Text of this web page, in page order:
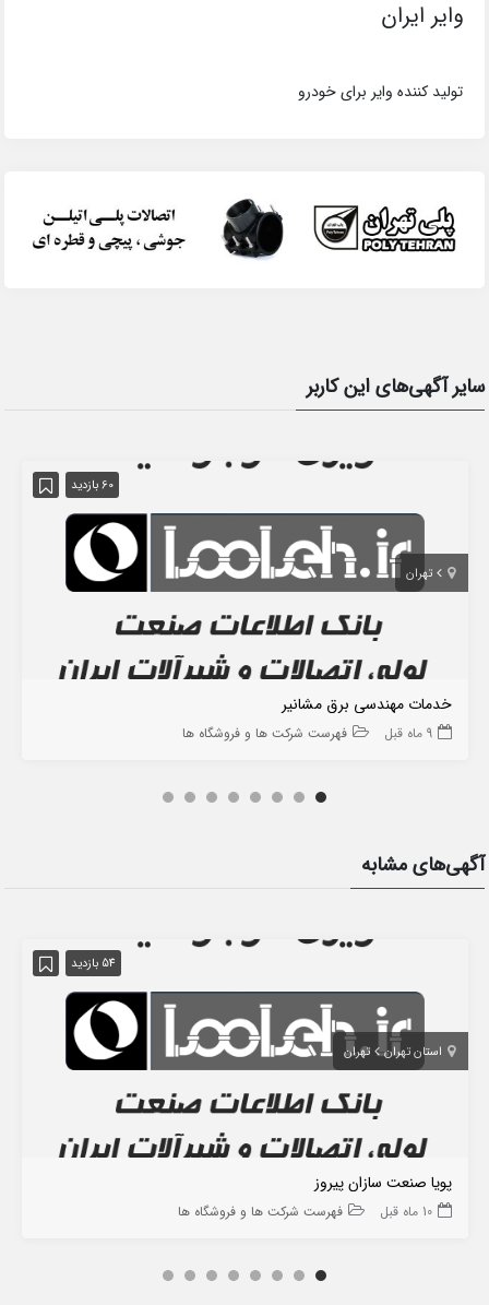
وایر ایران
تولید کننده وایر برای خودرو
سایر آگهی‌های این کاربر
60 بازدید
تهران
خدمات مهندسی برق مشانیر
9 ماه قبل فهرست شرکت ها و فروشگاه ها
آگهی‌های مشابه
54 بازدید
استان تهران تهران
پویا صنعت سازان پیروز
10 ماه قبل فهرست شرکت ها و فروشگاه ها